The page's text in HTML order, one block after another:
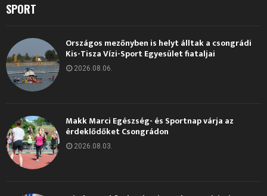
SPORT
Országos mezőnyben is helyt álltak a csongrádi
Kis-Tisza Vízi-Sport Egyesület fiataljai
2026.08.06.
Makk Marci Egészség- és Sportnap várja az
érdeklődőket Csongrádon
2026.08.03.